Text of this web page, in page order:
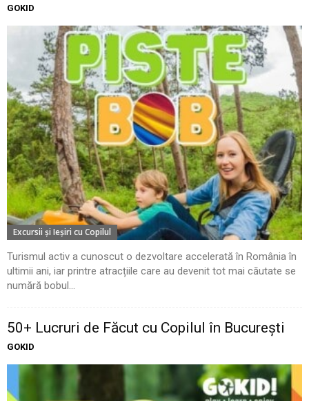
GOKID
Excursii şi Ieşiri cu Copilul
Turismul activ a cunoscut o dezvoltare accelerată în România în
ultimii ani, iar printre atracțiile care au devenit tot mai căutate se
numără bobul...
50+ Lucruri de Făcut cu Copilul în București
GOKID